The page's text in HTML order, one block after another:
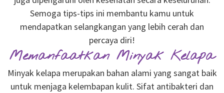
Semoga tips-tips ini membantu kamu untuk
mendapatkan selangkangan yang lebih cerah dan
percaya diri!
Memanfaatkan Minyak Kelapa
Minyak kelapa merupakan bahan alami yang sangat baik
untuk menjaga kelembapan kulit. Sifat antibakteri dan